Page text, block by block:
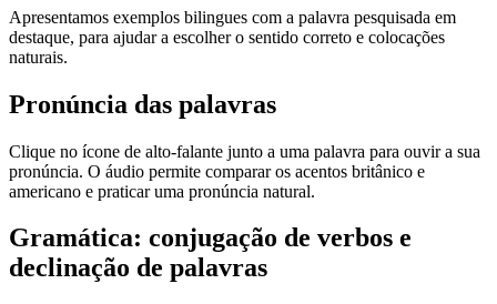
Apresentamos exemplos bilingues com a palavra pesquisada em
destaque, para ajudar a escolher o sentido correto e colocações
naturais.
Pronúncia das palavras
Clique no ícone de alto-falante junto a uma palavra para ouvir a sua
pronúncia. O áudio permite comparar os acentos britânico e
americano e praticar uma pronúncia natural.
Gramática: conjugação de verbos e
declinação de palavras